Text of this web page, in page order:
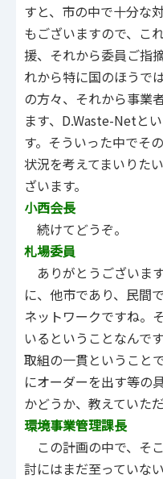
すと、市の中で十分な
もございますので、こ
援、それから委員ご指
れから特に国のほうで
の方々、それから事業
ます、D.Waste-Netと
す。そういった中でそ
状況を考えてまいりた
ざいます。
小西会長
続けてどうぞ。
札場委員
ありがとうございま
に、他市であり、民間
ネットワークですね。
いるということなんで
取組の一貫ということ
にオーダーを出す等の
かどうか、教えていた
環境事業管理課長
この計画の中で、そ
討にはまだ至っていな